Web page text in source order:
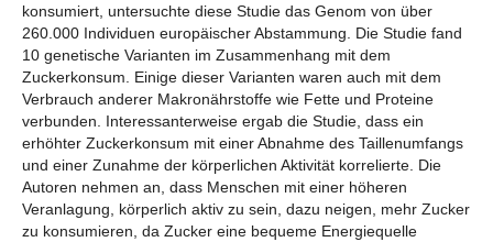
konsumiert, untersuchte diese Studie das Genom von über
260.000 Individuen europäischer Abstammung. Die Studie fand
10 genetische Varianten im Zusammenhang mit dem
Zuckerkonsum. Einige dieser Varianten waren auch mit dem
Verbrauch anderer Makronährstoffe wie Fette und Proteine
verbunden. Interessanterweise ergab die Studie, dass ein
erhöhter Zuckerkonsum mit einer Abnahme des Taillenumfangs
und einer Zunahme der körperlichen Aktivität korrelierte. Die
Autoren nehmen an, dass Menschen mit einer höheren
Veranlagung, körperlich aktiv zu sein, dazu neigen, mehr Zucker
zu konsumieren, da Zucker eine bequeme Energiequelle